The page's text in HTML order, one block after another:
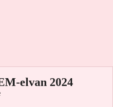
elvan 2024